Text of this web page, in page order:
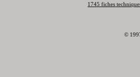
1745 fiches
©